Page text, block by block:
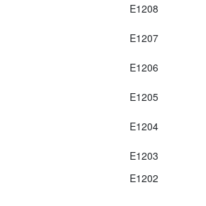
E1208
E1207
E1206
E1205
E1204
E1203
E1202